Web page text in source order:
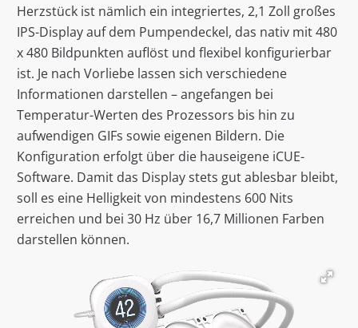
Herzstück ist nämlich ein integriertes, 2,1 Zoll großes
IPS-Display auf dem Pumpendeckel, das nativ mit 480
x 480 Bildpunkten auflöst und flexibel konfigurierbar
ist. Je nach Vorliebe lassen sich verschiedene
Informationen darstellen – angefangen bei
Temperatur-Werten des Prozessors bis hin zu
aufwendigen GIFs sowie eigenen Bildern. Die
Konfiguration erfolgt über die hauseigene iCUE-
Software. Damit das Display stets gut ablesbar bleibt,
soll es eine Helligkeit von mindestens 600 Nits
erreichen und bei 30 Hz über 16,7 Millionen Farben
darstellen können.